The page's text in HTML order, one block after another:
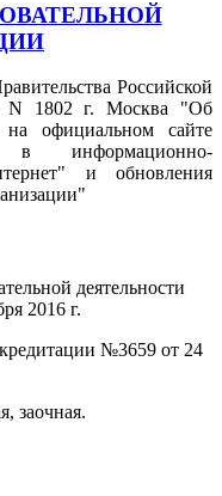
Российской
N 1802 г. Москва "Об
официальном сайте
в информационно-
и обновления
деятельности
2016 г.
№3659 от 24
заочная.